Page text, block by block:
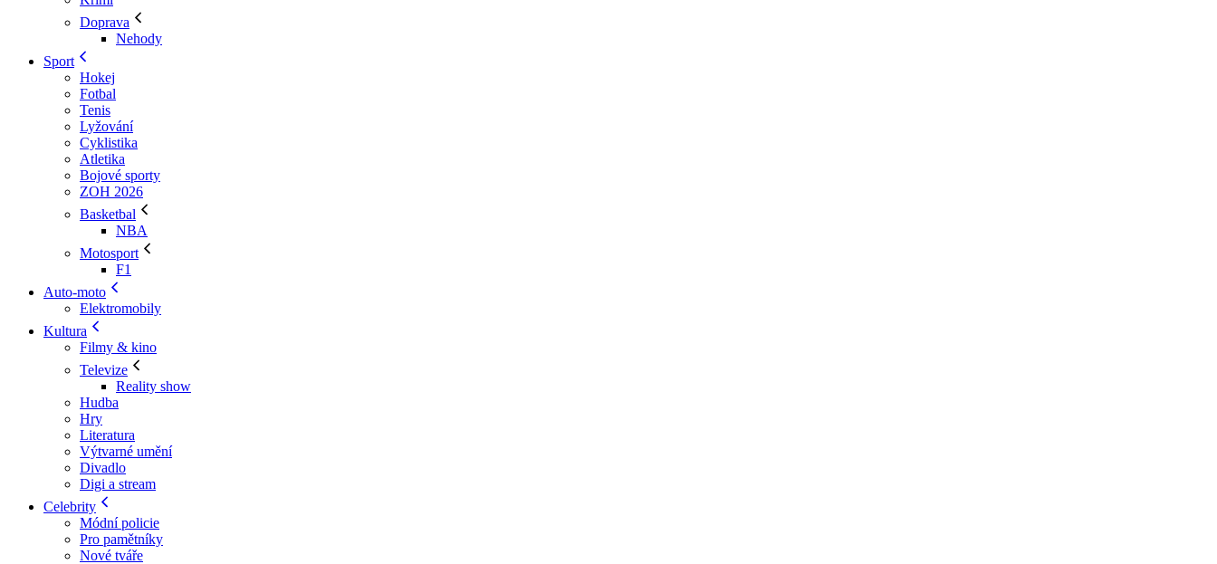
Doprava
Nehody
Sport
Hokej
Fotbal
Tenis
Lyžování
Cyklistika
Atletika
Bojové sporty
ZOH 2026
Basketbal
NBA
Motosport
F1
Auto-moto
Elektromobily
Kultura
Filmy & kino
Televize
Reality show
Hudba
Hry
Literatura
Výtvarné umění
Divadlo
Digi a stream
Celebrity
Módní policie
Pro pamětníky
Nové tváře